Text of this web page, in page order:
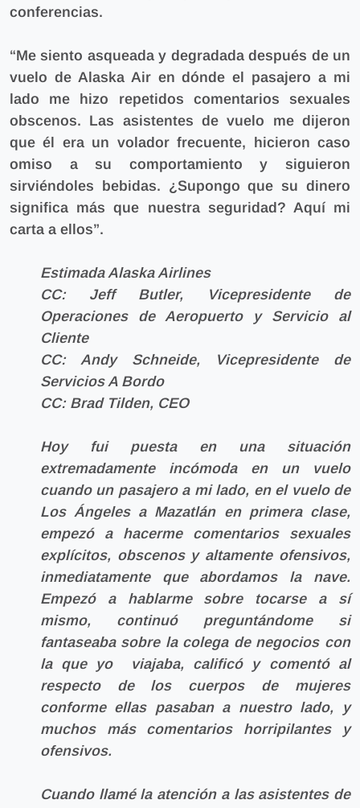
conferencias.
“Me siento asqueada y degradada después de un
vuelo de Alaska Air en dónde el pasajero a mi
lado me hizo repetidos comentarios sexuales
obscenos. Las asistentes de vuelo me dijeron
que él era un volador frecuente, hicieron caso
omiso a su comportamiento y siguieron
sirviéndoles bebidas. ¿Supongo que su dinero
significa más que nuestra seguridad? Aquí mi
carta a ellos”.
Estimada Alaska Airlines
CC: Jeff Butler, Vicepresidente de
Operaciones de Aeropuerto y Servicio al
Cliente
CC: Andy Schneide, Vicepresidente de
Servicios A Bordo
CC: Brad Tilden, CEO
Hoy fui puesta en una situación
extremadamente incómoda en un vuelo
cuando un pasajero a mi lado, en el vuelo de
Los Ángeles a Mazatlán en primera clase,
empezó a hacerme comentarios sexuales
explícitos, obscenos y altamente ofensivos,
inmediatamente que abordamos la nave.
Empezó a hablarme sobre tocarse a sí
mismo, continuó preguntándome si
fantaseaba sobre la colega de negocios con
la que yo viajaba, calificó y comentó al
respecto de los cuerpos de mujeres
conforme ellas pasaban a nuestro lado, y
muchos más comentarios horripilantes y
ofensivos.
Cuando llamé la atención a las asistentes de